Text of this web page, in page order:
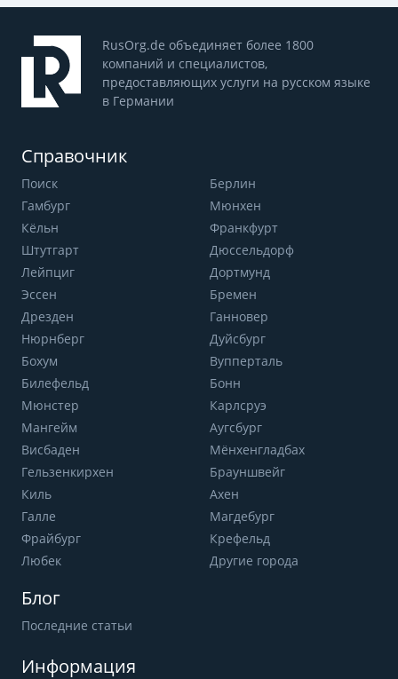
RusOrg.de объединяет более 1800
компаний и специалистов,
предоставляющих услуги на русском языке
в Германии
Справочник
Поиск
Берлин
Гамбург
Мюнхен
Кёльн
Франкфурт
Штутгарт
Дюссельдорф
Лейпциг
Дортмунд
Эссен
Бремен
Дрезден
Ганновер
Нюрнберг
Дуйсбург
Бохум
Вупперталь
Билефельд
Бонн
Мюнстер
Карлсруэ
Мангейм
Аугсбург
Висбаден
Мёнхенгладбах
Гельзенкирхен
Брауншвейг
Киль
Ахен
Галле
Магдебург
Фрайбург
Крефельд
Любек
Другие города
Блог
Последние статьи
Информация